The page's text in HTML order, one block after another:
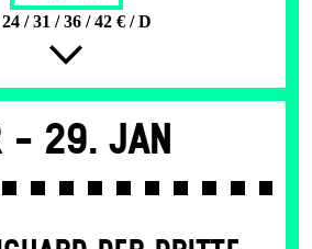
/ 31 / 36 / 42 € / D
- 29. Jan